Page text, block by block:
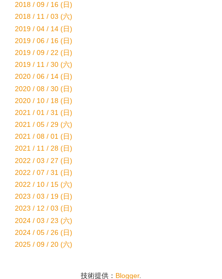
2018 / 09 / 16 (日)
2018 / 11 / 03 (六)
2019 / 04 / 14 (日)
2019 / 06 / 16 (日)
2019 / 09 / 22 (日)
2019 / 11 / 30 (六)
2020 / 06 / 14 (日)
2020 / 08 / 30 (日)
2020 / 10 / 18 (日)
2021 / 01 / 31 (日)
2021 / 05 / 29 (六)
2021 / 08 / 01 (日)
2021 / 11 / 28 (日)
2022 / 03 / 27 (日)
2022 / 07 / 31 (日)
2022 / 10 / 15 (六)
2023 / 03 / 19 (日)
2023 / 12 / 03 (日)
2024 / 03 / 23 (六)
2024 / 05 / 26 (日)
2025 / 09 / 20 (六)
技術提供： Blogger.